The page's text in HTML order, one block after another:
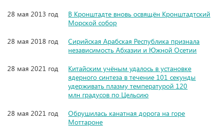
28 мая 2013 год
В Кронштадте вновь освящён Кронштадтский
Морской собор
28 мая 2018 год
Сирийская Арабская Республика признала
независимость Абхазии и Южной Осетии
28 мая 2021 год
Китайским учёным удалось в установке
ядерного синтеза в течение 101 секунды
удерживать плазму температурой 120
млн градусов по Цельсию
28 мая 2021 год
Обрушилась канатная дорога на горе
Моттароне